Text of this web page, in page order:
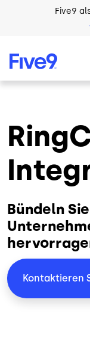
Skip to mainFive9
Bündeln
Kontaktieren